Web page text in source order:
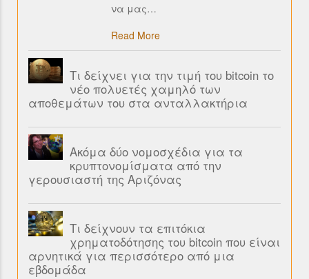
να μας…
Read More
Τι δείχνει για την τιμή του bitcoin το
νέο πολυετές χαμηλό των
αποθεμάτων του στα ανταλλακτήρια
Ακόμα δύο νομοσχέδια για τα
κρυπτονομίσματα από την
γερουσιαστή της Αριζόνας
Τι δείχνουν τα επιτόκια
χρηματοδότησης του bitcoin που είναι
αρνητικά για περισσότερο από μια
εβδομάδα